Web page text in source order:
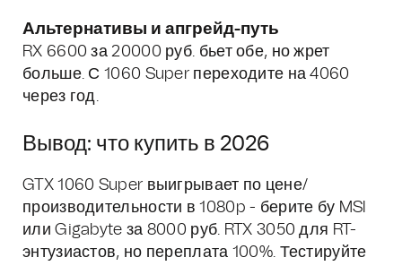
Альтернативы и апгрейд-путь
RX 6600 за 20000 руб. бьет обе, но жрет
больше. С 1060 Super переходите на 4060
через год.
Вывод: что купить в 2026
GTX 1060 Super выигрывает по цене/
производительности в 1080p - берите бу MSI
или Gigabyte за 8000 руб. RTX 3050 для RT-
энтузиастов, но переплата 100%. Тестируйте